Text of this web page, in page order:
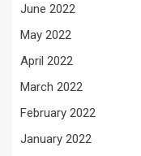
June 2022
May 2022
April 2022
March 2022
February 2022
January 2022